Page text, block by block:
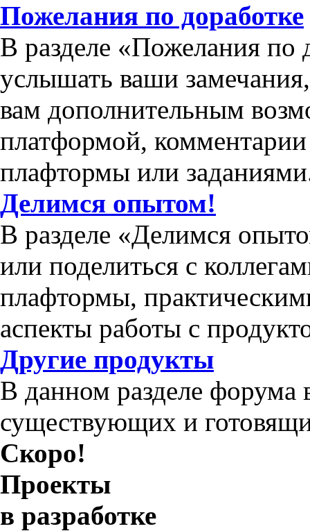
Пожелания по доработке
В разделе «Пожелания по
услышать ваши
вам дополнительным
платформой,
плафтормы или
Делимся опытом!
В разделе «Делимся
или поделиться с
плафтормы,
аспекты работы с
Другие продукты
В данном разделе форума
существующих и
Скоро!
Проекты
в разработке